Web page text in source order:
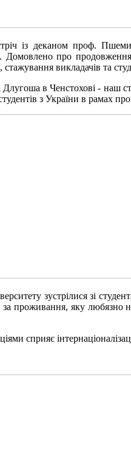
із деканом проф.
про продовження
стажування викладачів та
в Ченстохові - наш
з України в рамах
зустрілися зі
проживання, яку любязно
сприяє